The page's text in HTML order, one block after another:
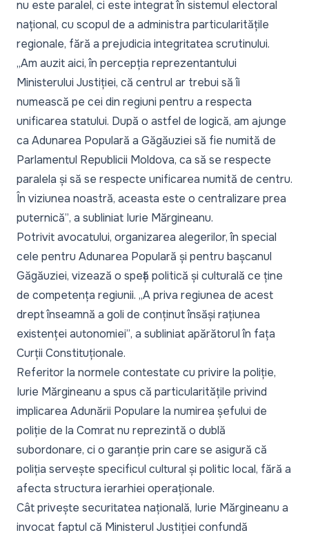
nu este paralel, ci este integrat în sistemul electoral
național, cu scopul de a administra particularitățile
regionale, fără a prejudicia integritatea scrutinului.
„Am auzit aici, în percepția reprezentantului
Ministerului Justiției, că centrul ar trebui să îi
numească pe cei din regiuni pentru a respecta
unificarea statului. După o astfel de logică, am ajunge
ca Adunarea Populară a Găgăuziei să fie numită de
Parlamentul Republicii Moldova, ca să se respecte
paralela și să se respecte unificarea numită de centru.
În viziunea noastră, aceasta este o centralizare prea
puternică”, a subliniat Iurie Mărgineanu.
Potrivit avocatului, organizarea alegerilor, în special
cele pentru Adunarea Populară și pentru bașcanul
Găgăuziei, vizează o speță politică și culturală ce ține
de competența regiunii. „A priva regiunea de acest
drept înseamnă a goli de conținut însăși rațiunea
existenței autonomiei”, a subliniat apărătorul în fața
Curții Constituționale.
Referitor la normele contestate cu privire la poliție,
Iurie Mărgineanu a spus că particularitățile privind
implicarea Adunării Populare la numirea șefului de
poliție de la Comrat nu reprezintă o dublă
subordonare, ci o garanție prin care se asigură că
poliția servește specificul cultural și politic local, fără a
afecta structura ierarhiei operaționale.
Cât privește securitatea națională, Iurie Mărgineanu a
invocat faptul că Ministerul Justiției confundă